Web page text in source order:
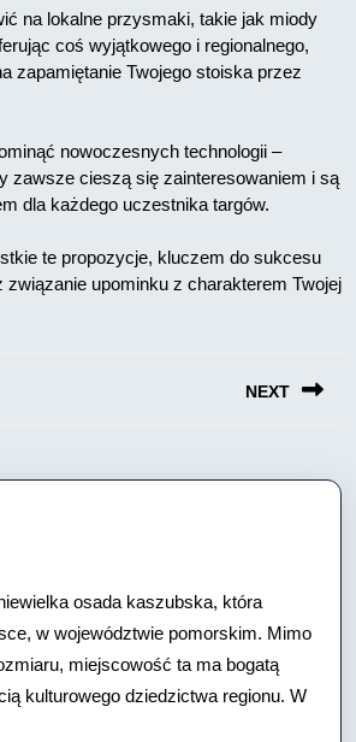
na lokalne przysmaki, takie jak miody
coś wyjątkowego i regionalnego,
zapamiętanie Twojego stoiska przez
nowoczesnych technologii –
zawsze cieszą się zainteresowaniem i są
dla każdego uczestnika targów.
te propozycje, kluczem do sukcesu
związanie upominku z charakterem Twojej
NEXT
post:
osada kaszubska, która
w województwie pomorskim. Mimo
miejscowość ta ma bogatą
kulturowego dziedzictwa regionu. W